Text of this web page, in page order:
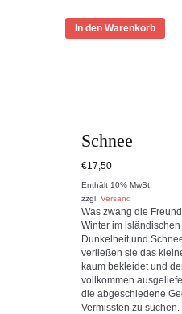
In den Warenkorb
Schnee
€17,50
Enthält 10% MwSt.
zzgl. Versand
Was zwang die
Winter im
Dunkelheit und
verließen sie das
kaum bekleidet und
vollkommen
die abgeschiedene
Vermissten zu